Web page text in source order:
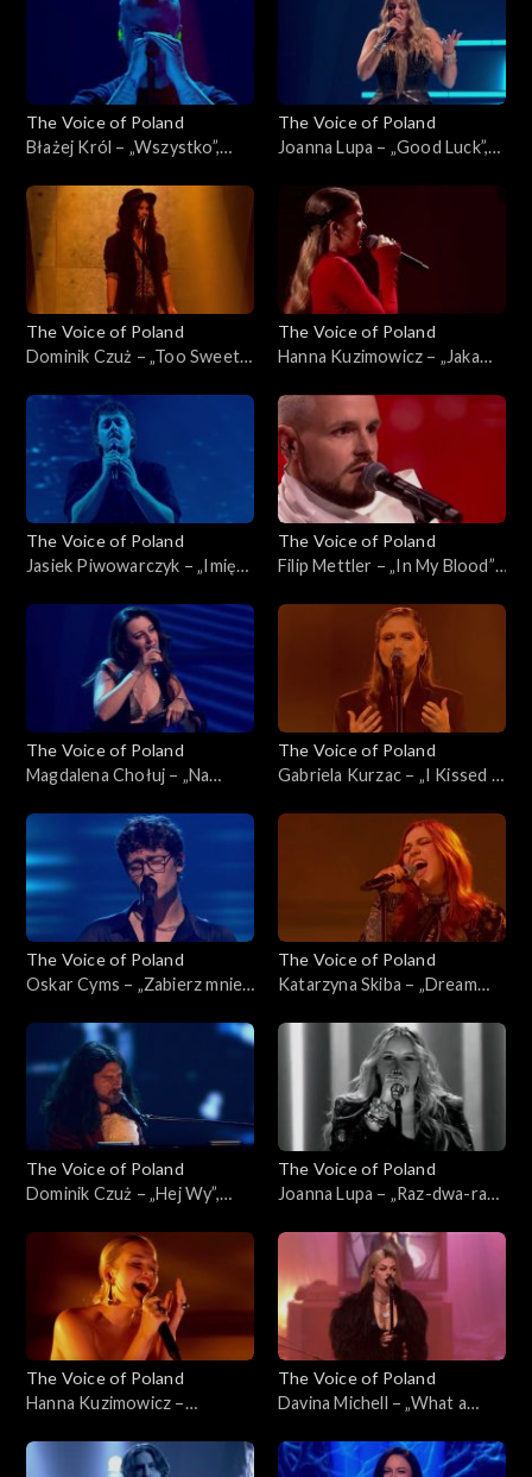
listopada 2025
The Voice of Poland
Błażej Król – „Wszystko”,
15 listopada 2025
The Voice of Poland
Joanna Lupa – „Good Luck”,
15 listopada 2025
The Voice of Poland
Dominik Czuż – „Too Sweet”,
15 listopada 2025
The Voice of Poland
Hanna Kuzimowicz – „Jaka
of Poland”, Live 2, 15
listopada 2025
The Voice of Poland
Jasiek Piwowarczyk – „Imię
Poland”, Live 1, 8 listopada
The Voice of Poland
Filip Mettler – „In My Blood”,
8 listopada 2025
The Voice of Poland
Magdalena Chołuj – „Na
Poland”, Live 1, 8 listopada
2025
The Voice of Poland
Gabriela Kurzac – „I Kissed a
Live 1, 8 listopada 2025
The Voice of Poland
Oskar Cyms – „Zabierz mnie”,
8 listopada 2025
The Voice of Poland
Katarzyna Skiba – „Dream
Live 1, 8 listopada 2025
The Voice of Poland
Dominik Czuż – „Hej Wy”,
8 listopada 2025
The Voice of Poland
Joanna Lupa – „Raz-dwa-raz-
Live 1, 8 listopada 2025
The Voice of Poland
Hanna Kuzimowicz –
Voice of Poland”, Live 1, 8
The Voice of Poland
Davina Michell – „What a
Poland”, Live 1, 8 listopada